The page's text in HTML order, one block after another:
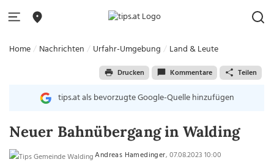
Home Nachrichten Urfahr-Umgebung Land & Leute
Drucken Kommentare Teilen
tips.at als bevorzugte Google-Quelle hinzufügen
Neuer Bahnübergang in Walding
Andreas Hamedinger, 07.08.2023 10:00